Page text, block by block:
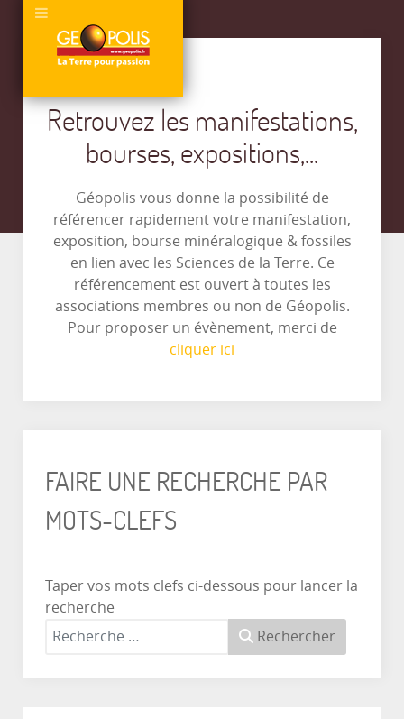
Retrouvez les manifestations,
bourses, expositions,...
Géopolis vous donne la possibilité de
référencer rapidement votre manifestation,
exposition, bourse minéralogique & fossiles
en lien avec les Sciences de la Terre. Ce
référencement est ouvert à toutes les
associations membres ou non de Géopolis.
Pour proposer un évènement, merci de
cliquer ici
FAIRE UNE RECHERCHE PAR
MOTS-CLEFS
Taper vos mots clefs ci-dessous pour lancer la
recherche
Rechercher